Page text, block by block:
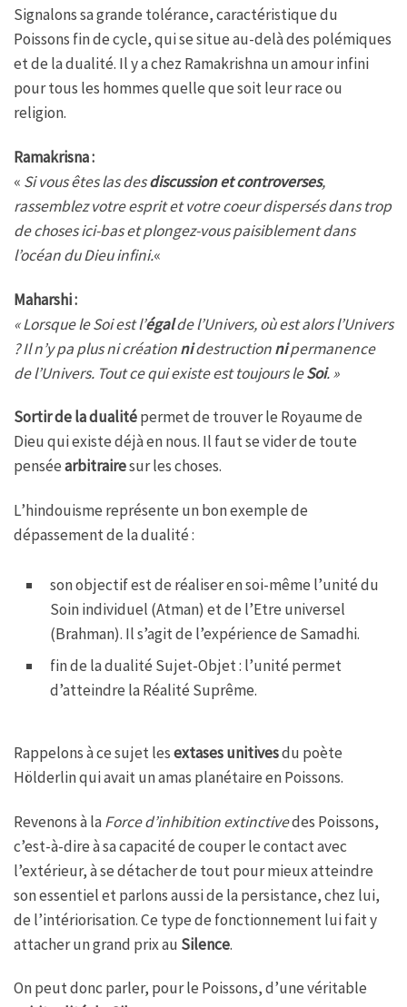
Signalons sa grande tolérance, caractéristique du
Poissons fin de cycle, qui se situe au-delà des polémiques
et de la dualité. Il y a chez Ramakrishna un amour infini
pour tous les hommes quelle que soit leur race ou
religion.
Ramakrisna :
« Si vous êtes las desdiscussion et controverses,
rassemblez votre esprit et votre coeur dispersés dans trop
de choses ici-bas et plongez-vous paisiblement dans
l’océan du Dieu infini.«
Maharshi :
« Lorsque le Soi est l’égalde l’Univers, où est alors l’Univers
? Il n’y pa plus ni créationnidestructionnipermanence
de l’Univers. Tout ce qui existe est toujours leSoi. »
Sortir de la dualitépermet de trouver le Royaume de
Dieu qui existe déjà en nous. Il faut se vider de toute
penséearbitrairesur les choses.
L’hindouisme représente un bon exemple de
dépassement de la dualité :
son objectif est de réaliser en soi-même l’unité du
Soin individuel (Atman) et de l’Etre universel
(Brahman). Il s’agit de l’expérience de Samadhi.
fin de la dualité Sujet-Objet : l’unité permet
d’atteindre la Réalité Suprême.
Rappelons à ce sujet lesextases unitivesdu poète
Hölderlin qui avait un amas planétaire en Poissons.
Revenons à laForce d’inhibition extinctivedes Poissons,
c’est-à-dire à sa capacité de couper le contact avec
l’extérieur, à se détacher de tout pour mieux atteindre
son essentiel et parlons aussi de la persistance, chez lui,
de l’intériorisation. Ce type de fonctionnement lui fait y
attacher un grand prix au Silence.
On peut donc parler, pour le Poissons, d’une véritable